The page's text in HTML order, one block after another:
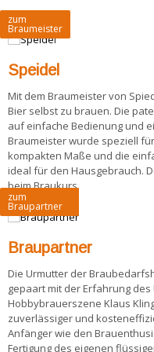
zum
Braumeister
Speidel
Mit dem Braumeister von
Bier selbst zu brauen. Die
auf einfache Bedienung und
Braumeister wurde speziell
kompakten Maße und die
ideal für den Hausgebrauch.
beim Braukurs.
zum
Braupartner
Braupartner
Die Urmutter der
gepaart mit der Erfahrung
Hobbybrauerszene Klaus
zuverlässiger und
Anfänger wie den
Fertigung des eigenen